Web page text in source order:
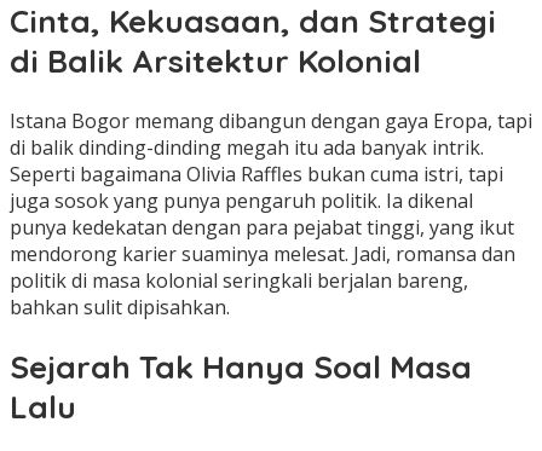
Cinta, Kekuasaan, dan Strategi
di Balik Arsitektur Kolonial
Istana Bogor memang dibangun dengan gaya Eropa, tapi
di balik dinding-dinding megah itu ada banyak intrik.
Seperti bagaimana Olivia Raffles bukan cuma istri, tapi
juga sosok yang punya pengaruh politik. Ia dikenal
punya kedekatan dengan para pejabat tinggi, yang ikut
mendorong karier suaminya melesat. Jadi, romansa dan
politik di masa kolonial seringkali berjalan bareng,
bahkan sulit dipisahkan.
Sejarah Tak Hanya Soal Masa
Lalu